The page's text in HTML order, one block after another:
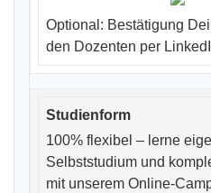
Optional: Bestätigung
den Dozenten per
100% flexibel – lerne
Selbststudium und
mit unserem Online-